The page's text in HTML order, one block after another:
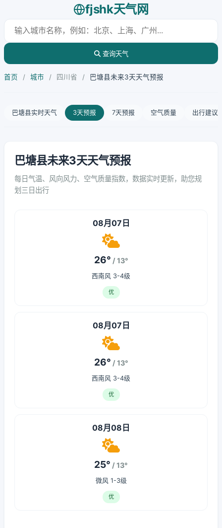
fjshk天气网
查询天气
首页 / 城市 / 四川省 / 巴塘县未来3天天气预报
巴塘县实时天气 3天预报 7天预报 空气质量 出行建议
巴塘县未来3天天气预报
每日气温、风向风力、空气质量指数，数据实时更新，助您规
划三日出行
08月07日
26° / 13°
西南风 3-4级
优
08月07日
26° / 13°
西南风 3-4级
优
08月08日
25° / 13°
微风 1-3级
优